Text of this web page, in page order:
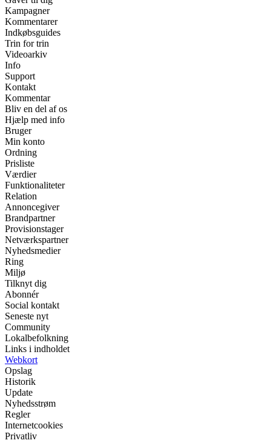
Kampagner
Kommentarer
Indkøbsguides
Trin for trin
Videoarkiv
Info
Support
Kontakt
Kommentar
Bliv en del af os
Hjælp med info
Bruger
Min konto
Ordning
Prisliste
Værdier
Funktionaliteter
Relation
Annoncegiver
Brandpartner
Provisionstager
Netværkspartner
Nyhedsmedier
Ring
Miljø
Tilknyt dig
Abonnér
Social kontakt
Seneste nyt
Community
Lokalbefolkning
Links i indholdet
Webkort
Opslag
Historik
Update
Nyhedsstrøm
Regler
Internetcookies
Privatliv